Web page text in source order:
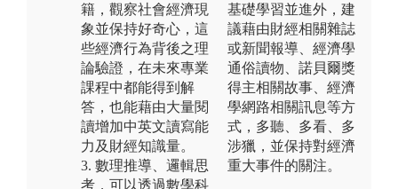
籍，觀察社會經濟現
象並保持好奇心，這
些經濟行為背後之理
論驗證，在未來專業
課程中都能得到解
答，也能藉由大量閱
讀增加中英文讀寫能
力及財經知識量。
3. 數理推導、邏輯思
考，可以透過數學科
基礎學習並進外，建
議藉由財經相關雜誌
或新聞報導、經濟學
通俗讀物、諾貝爾獎
得主相關故事、經濟
學網路相關訊息等方
式，多聽、多看、多
涉獵，並保持對經濟
重大事件的關注。